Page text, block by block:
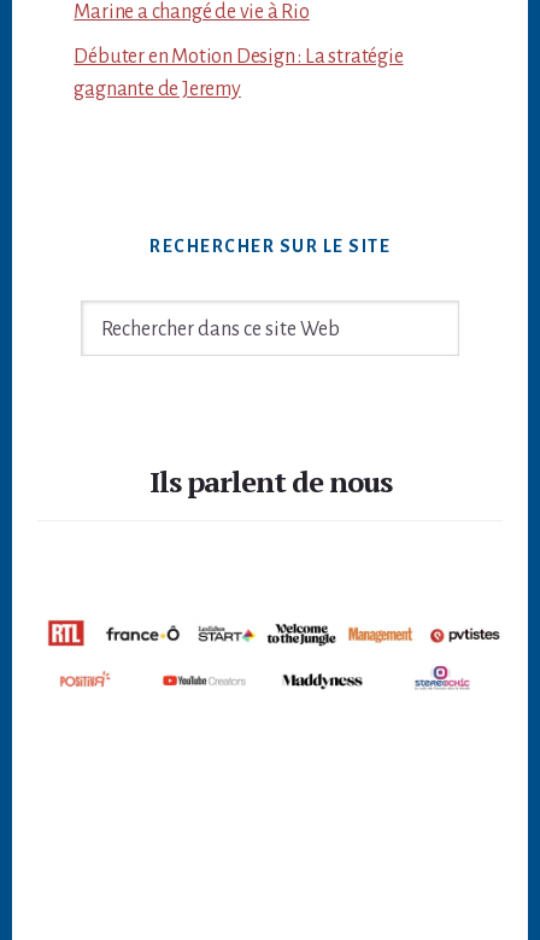
Marine a changé de vie à Rio
Débuter en Motion Design : La stratégie
gagnante de Jeremy
RECHERCHER SUR LE SITE
Rechercher
Ils parlent de nous